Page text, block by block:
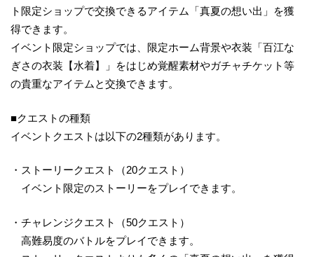
ト限定ショップで交換できるアイテム「真夏の想い出」を獲
得できます。
イベント限定ショップでは、限定ホーム背景や衣装「百江な
ぎさの衣装【水着】」をはじめ覚醒素材やガチャチケット等
の貴重なアイテムと交換できます。
■クエストの種類
イベントクエストは以下の2種類があります。
・ストーリークエスト（20クエスト）
イベント限定のストーリーをプレイできます。
・チャレンジクエスト（50クエスト）
高難易度のバトルをプレイできます。